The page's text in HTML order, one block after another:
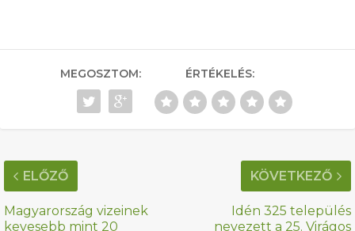
MEGOSZTOM: ÉRTÉKELÉS:
ELŐZŐ
Magyarország vizeinek
kevesebb mint 20
KÖVETKEZŐ
Idén 325 település
nevezett a 25. Virágos